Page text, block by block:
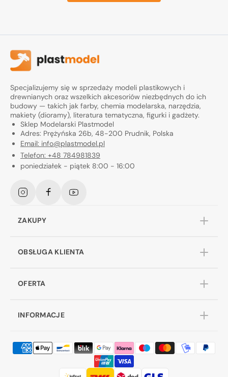
Specjalizujemy się w sprzedaży modeli plastikowych i
drewnianych oraz wszelkich akcesoriów niezbędnych do ich
budowy — takich jak farby, chemia modelarska, narzędzia,
makiety (dioramy), literatura tematyczna, figurki i gadżety.
Sklep Modelarski Plastmodel
Adres: Prężyńska 26b, 48-200 Prudnik, Polska
Email: info@plastmodel.pl
Telefon: +48 784981839
poniedziałek - piątek 8:00 - 16:00
InstagramFacebookYouTube
ZAKUPY
OBSŁUGA KLIENTA
OFERTA
INFORMACJE